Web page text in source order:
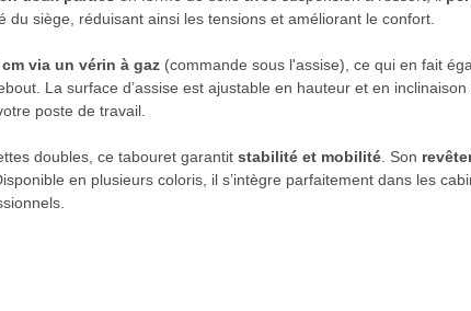
du siège, réduisant ainsi les tensions et améliorant le confort.
via un vérin à gaz (commande sous l'assise), ce qui en fait
La surface d’assise est ajustable en hauteur et en inclinaison
poste de travail.
doubles, ce tabouret garantit stabilité et mobilité . Son
en plusieurs coloris, il s’intègre parfaitement dans les